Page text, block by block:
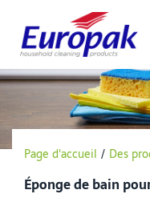
contenu
Page d'accueil / Des
Éponge de bain